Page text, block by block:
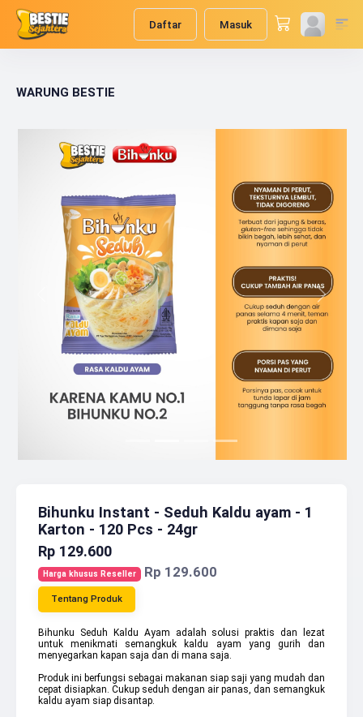
Daftar Masuk
WARUNG BESTIE
Previous Next
Bihunku Instant - Seduh Kaldu ayam - 1
Karton - 120 Pcs - 24gr
Rp 129.600
Harga khusus Reseller Rp 129.600
Tentang Produk
Bihunku Seduh Kaldu Ayam adalah solusi praktis dan lezat
untuk menikmati semangkuk kaldu ayam yang gurih dan
menyegarkan kapan saja dan di mana saja.
Produk ini berfungsi sebagai makanan siap saji yang mudah dan
cepat disiapkan. Cukup seduh dengan air panas, dan semangkuk
kaldu ayam siap disantap.